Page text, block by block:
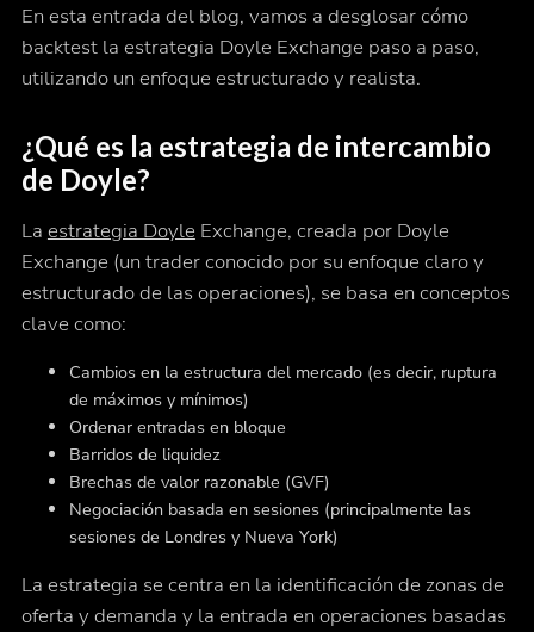
En esta entrada del blog, vamos a desglosar cómo
backtest la estrategia Doyle Exchange paso a paso,
utilizando un enfoque estructurado y realista.
¿Qué es la estrategia de intercambio
de Doyle?
La estrategia Doyle Exchange, creada por Doyle
Exchange (un trader conocido por su enfoque claro y
estructurado de las operaciones), se basa en conceptos
clave como:
Cambios en la estructura del mercado (es decir, ruptura
de máximos y mínimos)
Ordenar entradas en bloque
Barridos de liquidez
Brechas de valor razonable (GVF)
Negociación basada en sesiones (principalmente las
sesiones de Londres y Nueva York)
La estrategia se centra en la identificación de zonas de
oferta y demanda y la entrada en operaciones basadas